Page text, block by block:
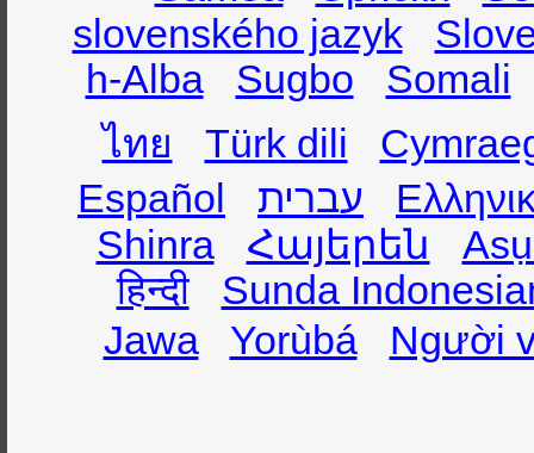
slovenského jazyk
h-Alba
Sugbo
Somali
ไทย
Türk dili
Español
עברית
Shinra
Հայերեն
हिन्दी
Sunda
Jawa
Yorùbá Người